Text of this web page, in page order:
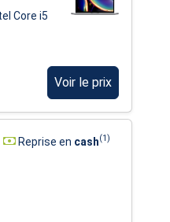
Core i5
Voir le prix
Reprise en cash(1)